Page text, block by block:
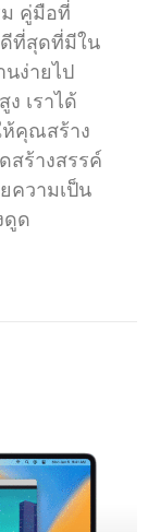
ม คู่มือที่
ดีที่สุดที่มีใน
ง่ายไป
เราได้
ห้คุณสร้าง
สร้างสรรค์
ความเป็น
ดูด